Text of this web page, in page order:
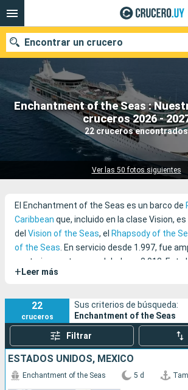
Enchantment of the Seas :
cruceros 2026 -
22 cruceros encontrados
Ver las 50 fotos siguientes
Encontrar un crucero
Nuestros destinos
Fecha de salida
El Enchantment of the Seas es un barco de
Caribbean que, incluido en la clase Vision,
del Vision of the Seas, el Rhapsody of the
of the Seas. En servicio desde 1.997, fue
posteriormente, remodelado en 2.012. Este
divertido tanto para niños como para
+ Leer más
22
cruceros
Sus criterios de búsqueda:
Enchantment of the Seas
Filtrar
ESTADOS UNIDOS, MÉXICO
Enchantment of the Seas 5 d